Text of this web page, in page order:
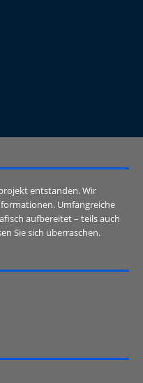
entstanden. Wir
Umfangreiche
aufbereitet – teils auch
Sie sich überraschen.